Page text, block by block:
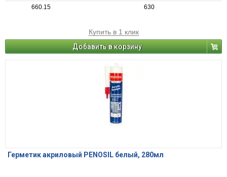
660.15 630
Купить в 1 клик
Добавить в корзину
Герметик акриловый PENOSIL белый, 280мл